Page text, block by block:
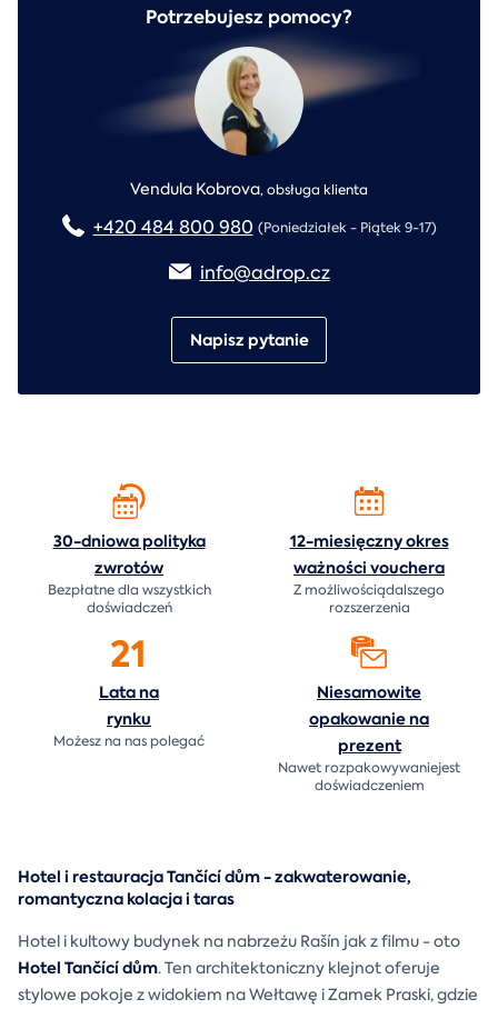
Potrzebujesz pomocy?
Vendula Kobrova,obsługa klienta
+420 484 800 980 (Poniedziałek - Piątek 9-17)
info@adrop.cz
Napisz pytanie
30-dniowa polityka
zwrotów
Bezpłatne dla wszystkich
doświadczeń
12-miesięczny okres
ważności vouchera
Z możliwościądalszego
rozszerzenia
21
Lata na
rynku
Możesz na nas polegać
Niesamowite
opakowanie na
prezent
Nawet rozpakowywaniejest
doświadczeniem
Hotel i restauracja Tančící dům - zakwaterowanie,
romantyczna kolacja i taras
Hotel i kultowy budynek na nabrzeżu Rašín jak z filmu - oto
Hotel Tančící dům. Ten architektoniczny klejnot oferuje
stylowe pokoje z widokiem na Wełtawę i Zamek Praski, gdzie